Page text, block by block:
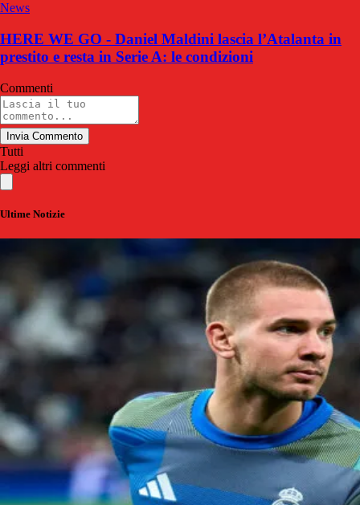
News
HERE WE GO - Daniel Maldini lascia l’Atalanta in
prestito e resta in Serie A: le condizioni
Commenti
Invia Commento
Tutti
Leggi altri commenti
Ultime Notizie